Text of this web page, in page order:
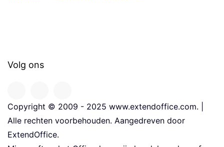
Volg ons
Copyright © 2009 - 2025 www.extendoffice.com. |
Alle rechten voorbehouden. Aangedreven door
ExtendOffice.